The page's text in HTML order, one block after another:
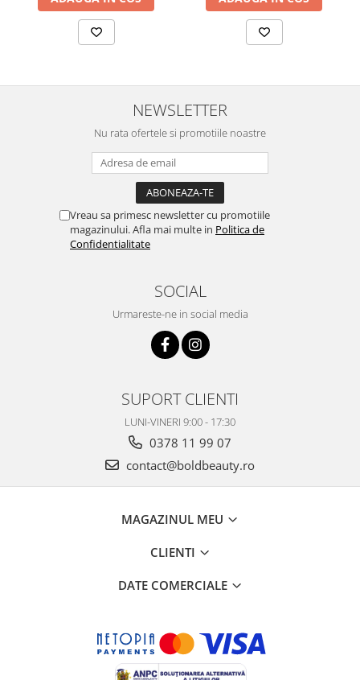
NEWSLETTER
Nu rata ofertele si promotiile noastre
Vreau sa primesc newsletter cu promotiile
magazinului. Afla mai multe in Politica de
Confidentialitate
SOCIAL
Urmareste-ne in social media
SUPORT CLIENTI
LUNI-VINERI 9:00 - 17:30
0378 11 99 07
contact@boldbeauty.ro
MAGAZINUL MEU
CLIENTI
DATE COMERCIALE